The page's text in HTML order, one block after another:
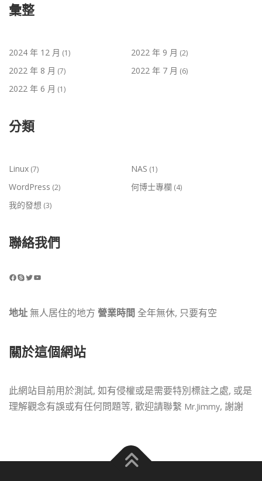
彙整
2024 年 12 月 (1) 2022 年 9 月 (2)
2022 年 8 月 (7) 2022 年 7 月 (6)
2022 年 6 月 (1)
分類
Linux (7) NAS (1)
WordPress (2) 何博士專欄 (4)
我的發想 (3)
聯絡我們
Facebook Skype Twitter YouTube
地址 無人居住的地方 營業時間 全年無休, 只要有空
關於這個網站
此網站目前用於測試, 如有侵權或是需要特別標註之處, 或是
理解觀念有誤或有任何問題等, 歡迎請聯繫 Mr.Jimmy, 謝謝